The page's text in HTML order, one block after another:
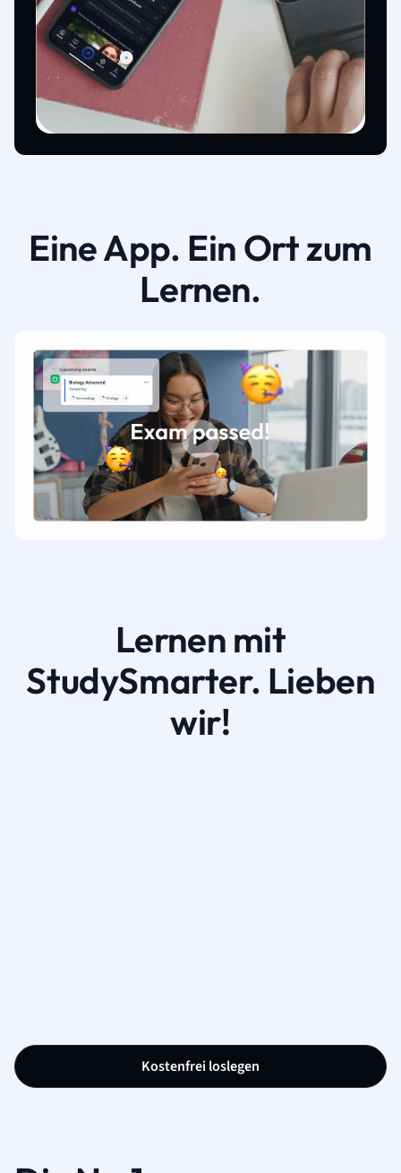
Eine App. Ein Ort zum
Lernen.
Lernen mit
StudySmarter. Lieben
wir!
Kostenfrei loslegen